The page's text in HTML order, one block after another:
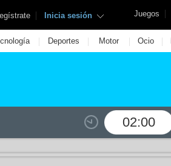
Juegos |
| Inicia sesión
| Deportes | Motor | Ocio |
02:00